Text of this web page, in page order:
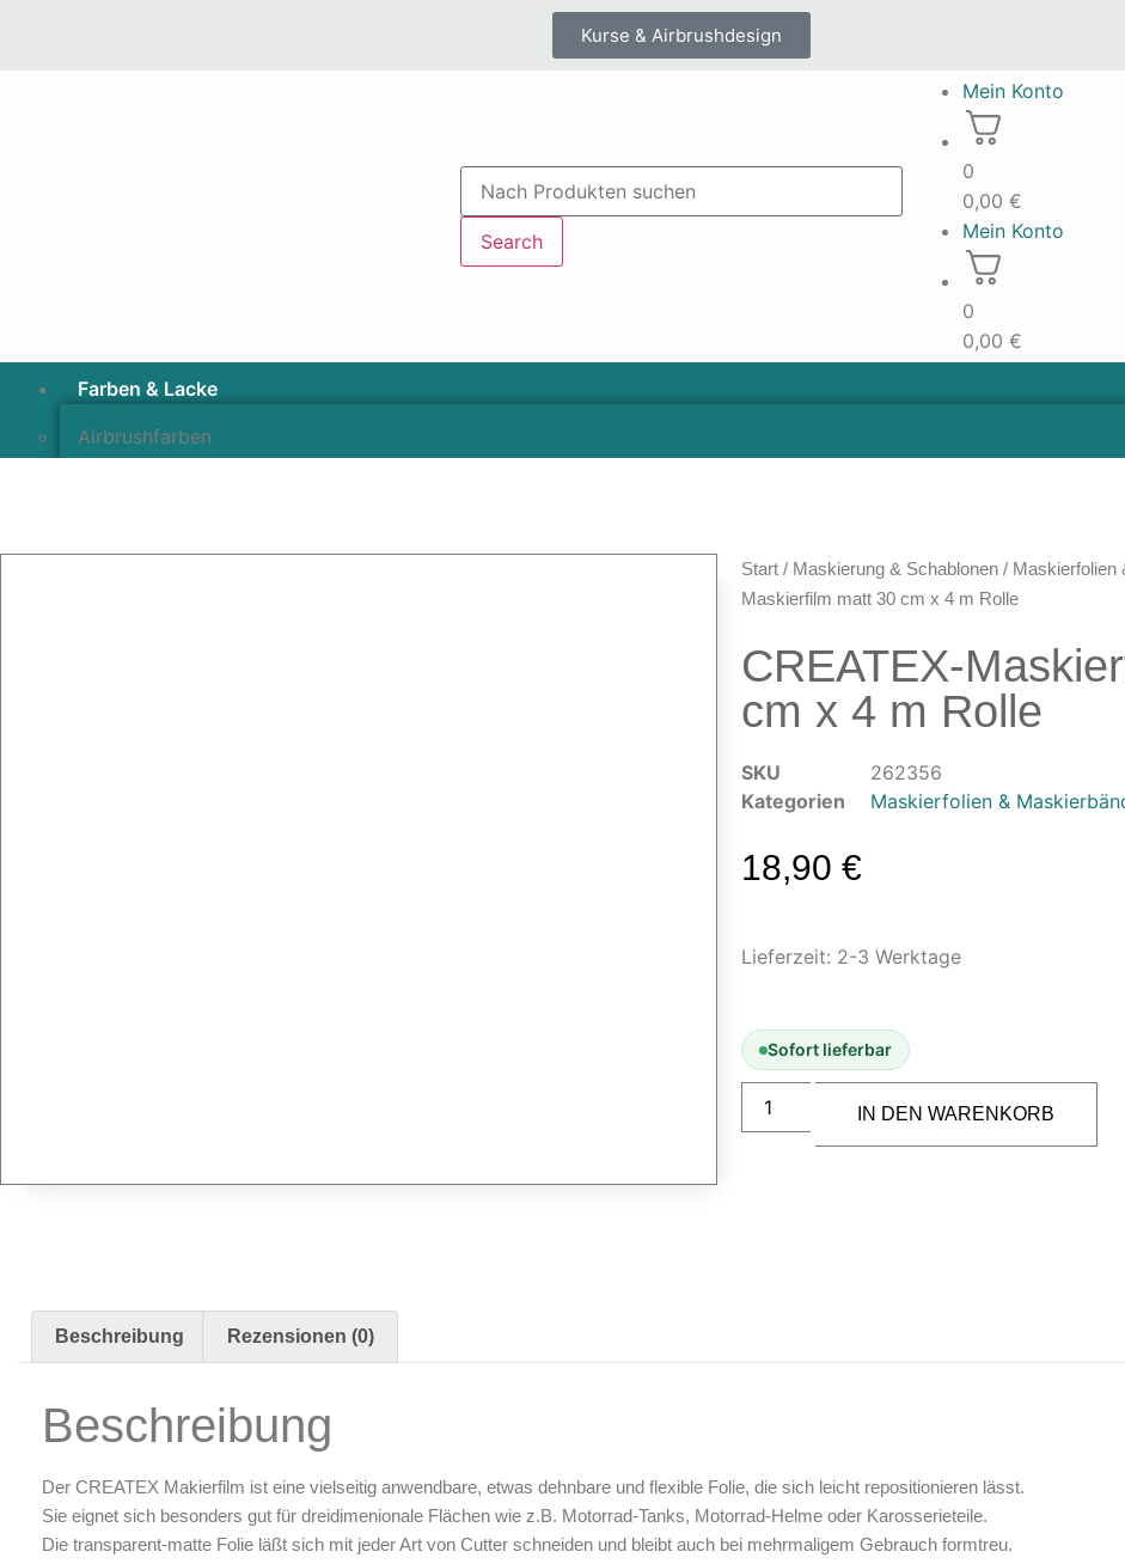
Kurse & Airbrushdesign
Search
Mein Konto
0
0,00 €
Mein Konto
0
0,00 €
Farben & Lacke
Airbrushfarben
Farbzusätze & Verdünner
Sandstrahlen & Spezialbehandlungen
Maskierfolien & Maskierbänder
Reinigung & Pflege
Oberflächenreiniger
Start / Maskierung & Schablonen / Maskierfolien
Maskierfilm matt 30 cm x 4 m Rolle
CREATEX-
cm x 4 m Rolle
SKU
262356
Kategorien
Maskierfolien &
18,90 €
Lieferzeit: 2-3 Werktage
Sofort lieferbar
IN DEN WARENKORB
Beschreibung Rezensionen (0)
Beschreibung
Der CREATEX Makierfilm ist eine vielseitig anwendbare, etwas dehnbare und flexible Folie, die sich leicht repositionieren lässt.
Sie eignet sich besonders gut für dreidimenionale Flächen wie z.B. Motorrad-Tanks, Motorrad-Helme oder Karosserieteile.
Die transparent-matte Folie läßt sich mit jeder Art von Cutter schneiden und bleibt auch bei mehrmaligem Gebrauch formtreu.